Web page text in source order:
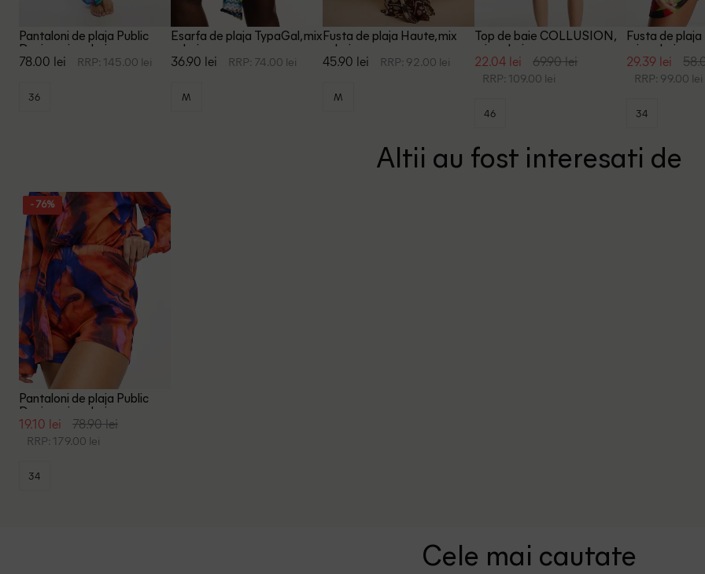
Pantaloni de plaja Public
Desire, mix culori
78.00 lei RRP: 145.00 lei
36
Esarfa de plaja TypaGal, mix
culori
36.90 lei RRP: 74.00 lei
M
Fusta de plaja Haute, mix
culori
45.90 lei RRP: 92.00 lei
M
Top de baie COLLUSION,
mix culori
22.04 lei 69.90 lei
RRP: 109.00 lei
46
Fusta de plaja
mix culori
29.39 lei
RRP: 99.00 lei
34
Altii au fost interesati de
- 76%
Pantaloni de plaja Public
Desire, mix culori
19.10 lei 78.90 lei
RRP: 179.00 lei
34
Cele mai cautate